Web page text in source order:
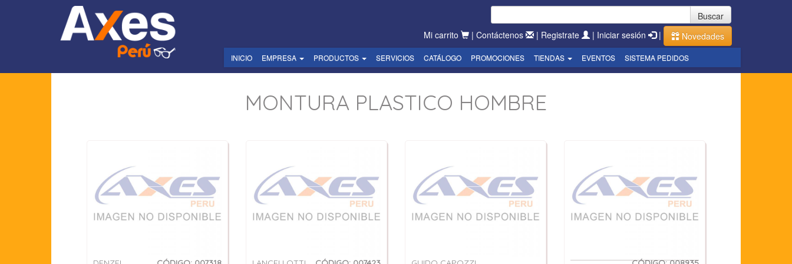
Buscar
Mi carrito
| Contáctenos | Registrate | Iniciar sesión | Novedades
INICIO EMPRESA PRODUCTOS SERVICIOS CATÁLOGO PROMOCIONES TIENDAS EVENTOS SISTEMA PEDIDOS
MONTURA PLASTICO HOMBRE